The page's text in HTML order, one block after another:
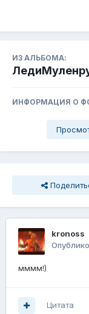
ИЗ АЛЬБОМА:
ИНФОРМАЦИЯ О
kronoss
мммм!)
Цитата